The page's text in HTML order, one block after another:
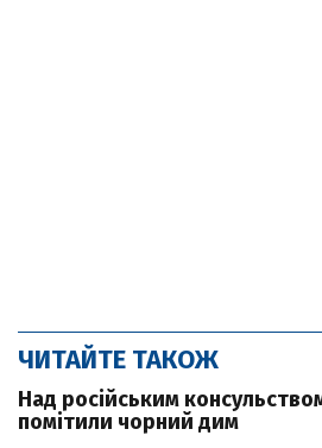
ЧИТАЙТЕ ТАКОЖ
Над російським
помітили чорний дим